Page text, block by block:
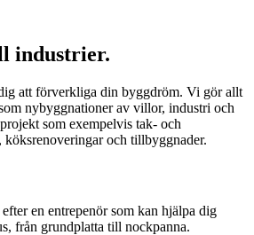
industrier.
att förverkliga din byggdröm. Vi gör allt
nybyggnationer av villor, industri och
som exempelvis tak- och
köksrenoveringar och tillbyggnader.
en entrepenör som kan hjälpa dig
från grundplatta till nockpanna.